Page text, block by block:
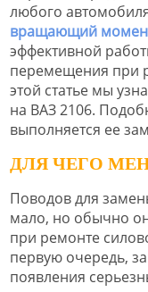
любого
вращающий
эффективной
перемещения при
этой статье мы
на ВАЗ 2106.
выполняется ее
ДЛЯ ЧЕГО
Поводов для
мало, но обычно
при ремонте
первую очередь,
появления